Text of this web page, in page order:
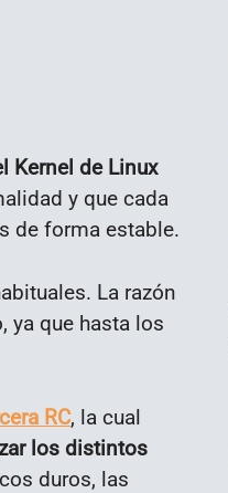
Kernel de Linux
y que cada
de forma estable.
La razón
ya que hasta los
RC, la cual
los distintos
duros, las